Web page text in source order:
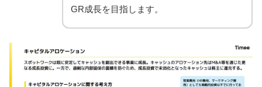
GR成長を目指します。